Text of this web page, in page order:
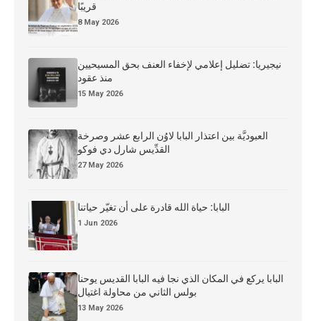
قريبًا
8 May 2026
نيجيريا: تضليل إعلامي لإخفاء العنف بحق المسيحيين
منذ عقود
15 May 2026
العبوديَّة بين اعتذار البابا لاوُن الرابع عشر وصرخة
القدِّيس شارل دي فوكو
27 May 2026
البابا: حياة الله قادرة على أن تغيّر حياتنا
1 Jun 2026
البابا يركع في المكان الذي نجا فيه البابا القديس يوحنا
بولس الثاني من محاولة اغتيال
13 May 2026